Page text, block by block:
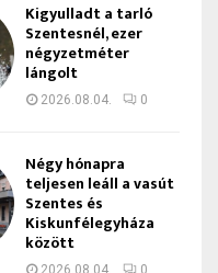
Kigyulladt a tarló
Szentesnél, ezer
négyzetméter
lángolt
2026.08.04. 0
Négy hónapra
teljesen leáll a vasút
Szentes és
Kiskunfélegyháza
között
2026.08.04. 0